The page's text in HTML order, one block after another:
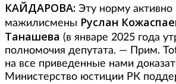
КАЙДАРОВА: Эту норму активно
мажилисмены Руслан
Танашева (в январе 2025 года
полномочия депутата. — Прим.
на все приведенные нами
Министерство юстиции РК